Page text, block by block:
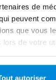
de
peuvent
que vous
de votre
autoriser
Quinto,